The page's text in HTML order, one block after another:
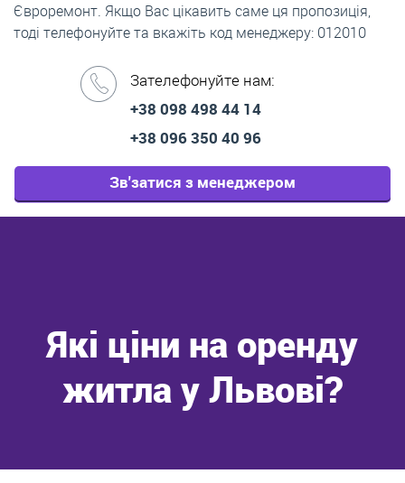
Євроремонт. Якщо Вас цікавить саме ця пропозиція,
тоді телефонуйте та вкажіть код менеджеру: 012010
Зателефонуйте нам:
+38 098 498 44 14
+38 096 350 40 96
Зв'затися з менеджером
Які ціни на оренду
житла у Львові?